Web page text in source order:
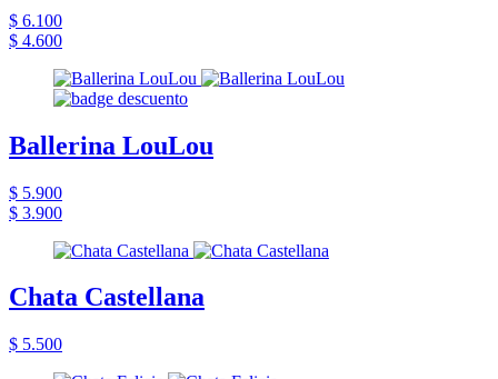
$ 6.100
$ 4.600
Ballerina LouLou
$ 5.900
$ 3.900
Chata Castellana
$ 5.500